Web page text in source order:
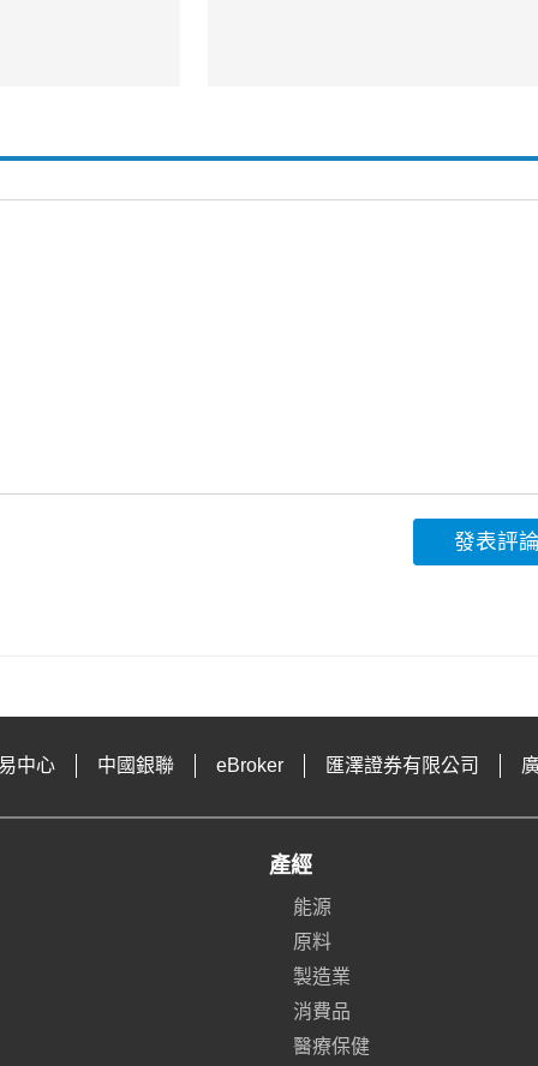
發表評論
中心 中國銀聯 eBroker 匯澤證券有限公司
產經
能源
原料
製造業
消費品
醫療保健